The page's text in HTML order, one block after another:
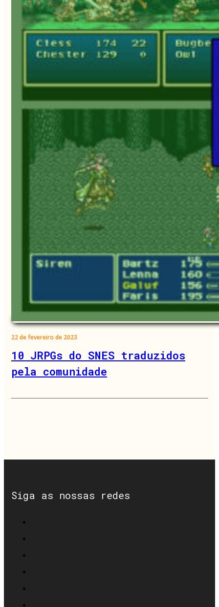
22 de fevereiro de 2023
10 JRPGs do SNES traduzidos
pela comunidade
Siga as nossas redes